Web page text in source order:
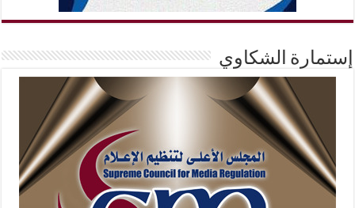
إستمارة الشكاوي